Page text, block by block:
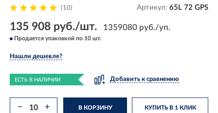
(10) Артикул: 65L 72 GPS
135 908 руб./шт. 1359080 руб./уп.
Продается упаковкой по 10 шт.
Нашли дешевле?
ЕСТЬ В НАЛИЧИИ Добавить к сравнению
− + В КОРЗИНУ КУПИТЬ В 1 КЛИК